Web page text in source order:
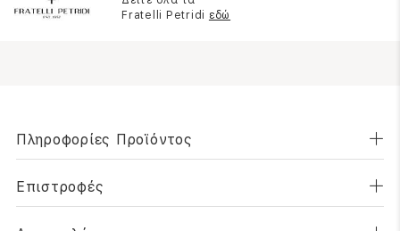
Fratelli Petridi εδώ
Πληροφορίες Προϊόντος
Επιστροφές